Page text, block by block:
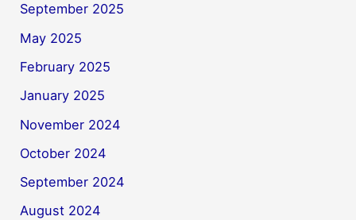
September 2025
May 2025
February 2025
January 2025
November 2024
October 2024
September 2024
August 2024